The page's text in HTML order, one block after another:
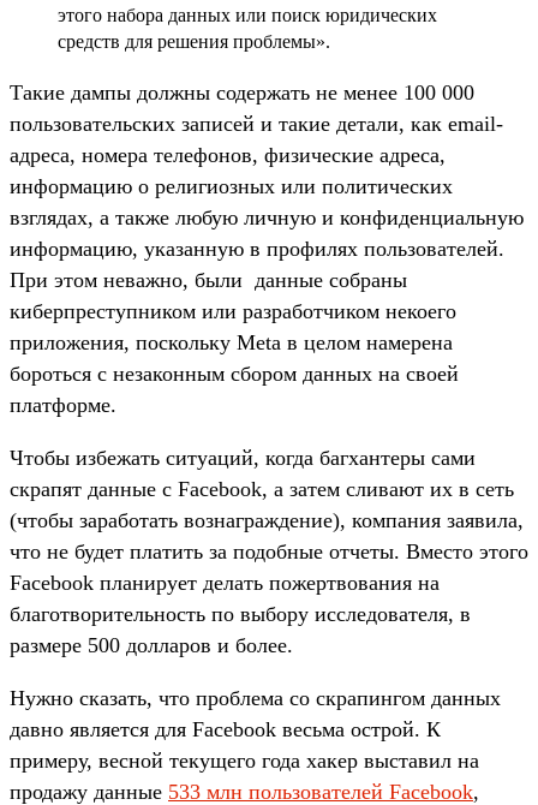
этого набора данных или поиск юридических
средств для решения проблемы».
Такие дампы должны содержать не менее 100 000
пользовательских записей и такие детали, как email-
адреса, номера телефонов, физические адреса,
информацию о религиозных или политических
взглядах, а также любую личную и конфиденциальную
информацию, указанную в профилях пользователей.
При этом неважно, были данные собраны
киберпреступником или разработчиком некоего
приложения, поскольку Meta в целом намерена
бороться с незаконным сбором данных на своей
платформе.
Чтобы избежать ситуаций, когда багхантеры сами
скрапят данные с Facebook, а затем сливают их в сеть
(чтобы заработать вознаграждение), компания заявила,
что не будет платить за подобные отчеты. Вместо этого
Facebook планирует делать пожертвования на
благотворительность по выбору исследователя, в
размере 500 долларов и более.
Нужно сказать, что проблема со скрапингом данных
давно является для Facebook весьма острой. К
примеру, весной текущего года хакер выставил на
продажу данные 533 млн пользователей Facebook,